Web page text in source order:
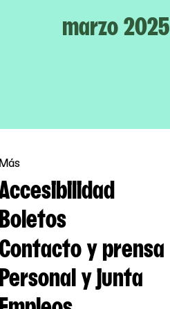
marzo 2025
Más
Boletos
y prensa
Personal y junta